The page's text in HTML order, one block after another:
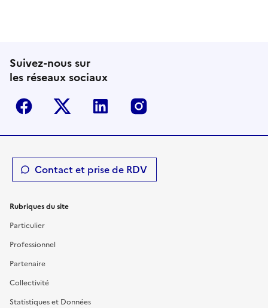
Suivez-nous sur
les réseaux sociaux
Facebook Twitter-X Linkedin
Contact et prise de RDV
Rubriques du site
Particulier
Professionnel
Partenaire
Collectivité
Statistiques et Données